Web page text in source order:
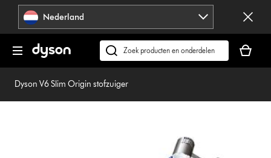
Navigatie
overslaan
Nederland
Zoek
op
dyson.nl
is
Dyson V6 Slim Origin stofzuiger